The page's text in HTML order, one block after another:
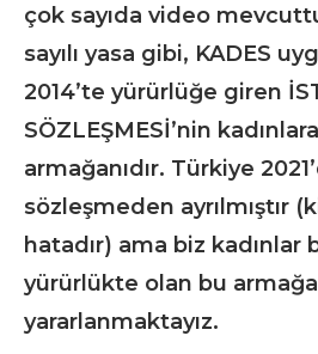
çok sayıda video
sayılı yasa gibi, KADES
2014’te yürürlüğe giren
SÖZLEŞMESİ’nin
armağanıdır. Türkiye
sözleşmeden ayrılmıştır
hatadır) ama biz kadınlar
yürürlükte olan bu
yararlanmaktayız.